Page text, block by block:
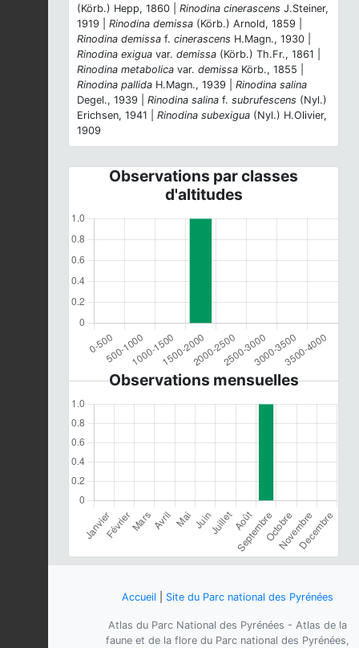
(Körb.) Hepp, 1860 | Rinodina cinerascens J.Steiner,
1919 | Rinodina demissa (Körb.) Arnold, 1859 |
Rinodina demissa f. cinerascens H.Magn., 1930 |
Rinodina exigua var. demissa (Körb.) Th.Fr., 1861 |
Rinodina metabolica var. demissa Körb., 1855 |
Rinodina pallida H.Magn., 1939 | Rinodina salina
Degel., 1939 | Rinodina salina f. subrufescens (Nyl.)
Erichsen, 1941 | Rinodina subexigua (Nyl.) H.Olivier,
1909
Observations par classes
d'altitudes
Observations mensuelles
Accueil Site du Parc national des Pyrénées
Atlas du Parc National des Pyrénées - Atlas de la
faune et de la flore du Parc national des Pyrénées,